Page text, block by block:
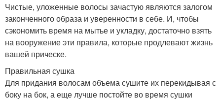
Чистые, уложенные волосы зачастую являются залогом
законченного образа и уверенности в себе. И, чтобы
сэкономить время на мытье и укладку, достаточно взять
на вооружение эти правила, которые продлевают жизнь
вашей прическе.
Правильная сушка
Для придания волосам объема сушите их перекидывая с
боку на бок, а еще лучше постойте во время сушки